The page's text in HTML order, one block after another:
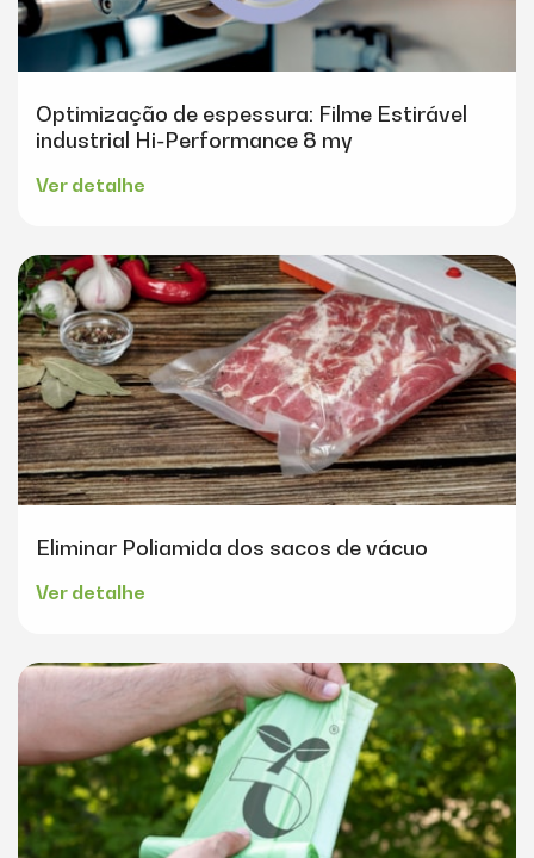
Optimização de espessura: Filme Estirável
industrial Hi-Performance 8 my
Ver detalhe
Eliminar Poliamida dos sacos de vácuo
Ver detalhe